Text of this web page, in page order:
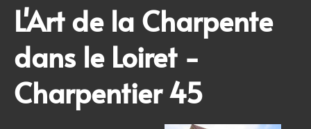
L'Art de la Charpente
dans le Loiret -
Charpentier 45